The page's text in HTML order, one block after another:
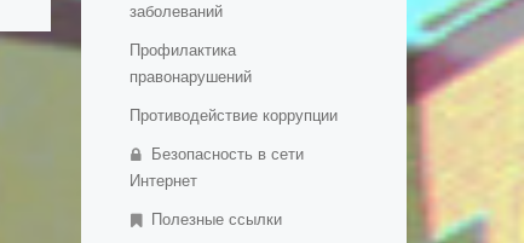
заболеваний
Профилактика
правонарушений
Противодействие коррупции
Безопасность в сети
Интернет
Полезные ссылки